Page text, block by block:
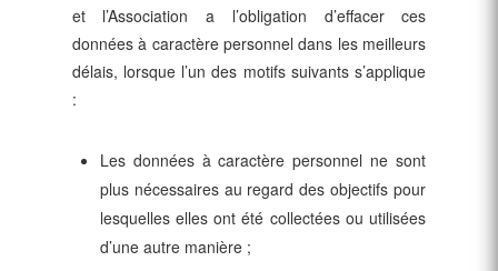
et l’Association a l’obligation d’effacer ces
données à caractère personnel dans les meilleurs
délais, lorsque l’un des motifs suivants s’applique
:
Les données à caractère personnel ne sont
plus nécessaires au regard des objectifs pour
lesquelles elles ont été collectées ou utilisées
d’une autre manière ;